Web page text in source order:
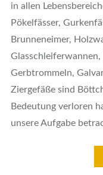
in allen
Pökelfässer,
Brunneneimer,
Glasschleiferwannen,
Gerbtrommeln,
Ziergefäße sind
Bedeutung verloren
unsere Aufgabe